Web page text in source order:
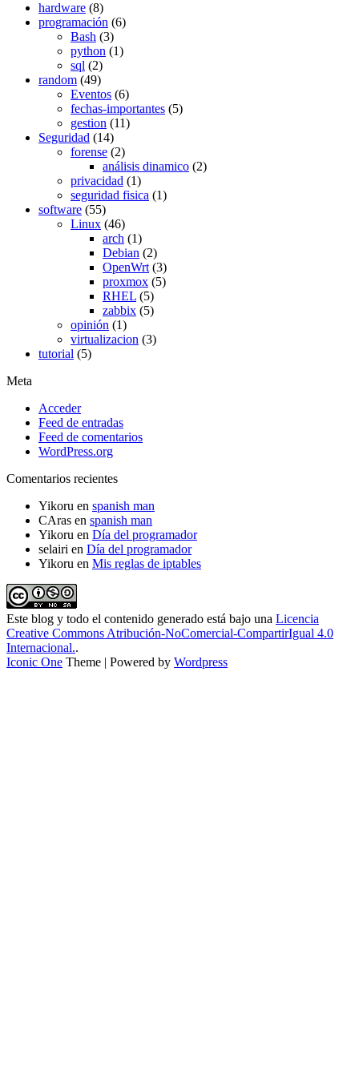
hardware (8)
programación (6)
Bash (3)
python (1)
sql (2)
random (49)
Eventos (6)
fechas-importantes (5)
gestion (11)
Seguridad (14)
forense (2)
análisis dinamico (2)
privacidad (1)
seguridad fisica (1)
software (55)
Linux (46)
arch (1)
Debian (2)
OpenWrt(3)
proxmox (5)
RHEL (5)
zabbix (5)
opinión (1)
virtualizacion (3)
tutorial (5)
Meta
Acceder
Feed de entradas
Feed de comentarios
WordPress.org
Comentarios recientes
Yikoru en spanish man
CAras en spanish man
Yikoru en Día del programador
selairi en Día del programador
Yikoru en Mis reglas de iptables
Este blog y todo el contenido generado está bajo una Licencia
Creative Commons Atribución-NoComercial-CompartirIgual 4.0
Internacional..
Iconic One Theme | Powered by Wordpress